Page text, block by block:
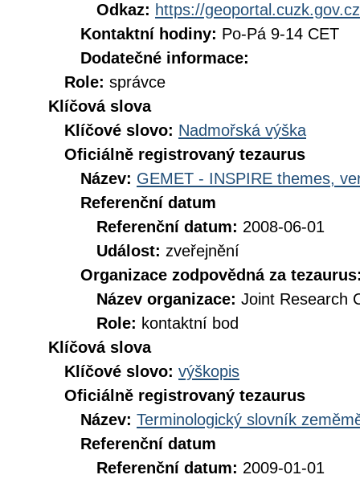
Odkaz: https://geoportal.cuzk.gov.cz
Kontaktní hodiny: Po-Pá 9-14 CET
Dodatečné informace:
Role: správce
Klíčová slova
Klíčové slovo: Nadmořská výška
Oficiálně registrovaný tezaurus
Název: GEMET - INSPIRE themes,
Referenční datum
Referenční datum: 2008-06-01
Událost: zveřejnění
Organizace zodpovědná za
Název organizace: Joint Research
Role: kontaktní bod
Klíčová slova
Klíčové slovo: výškopis
Oficiálně registrovaný tezaurus
Název: Terminologický slovník
Referenční datum
Referenční datum: 2009-01-01